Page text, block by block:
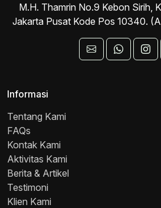
M.H. Thamrin No.9 Kebon Sirih,
Jakarta Pusat Kode Pos 10340.
Informasi
Tentang Kami
FAQs
Kontak Kami
Aktivitas Kami
Berita & Artikel
Testimoni
Klien Kami